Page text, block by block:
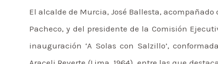
El alcalde de Murcia, José Ballesta,
Pacheco, y del presidente de la Comisión
inauguración ‘A Solas con Salzillo’,